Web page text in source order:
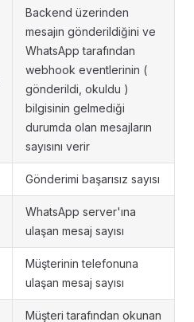
Backend üzerinden
mesajın gönderildiğini ve
WhatsApp tarafından
webhook eventlerinin (
gönderildi, okuldu )
bilgisinin gelmediği
durumda olan mesajların
sayısını verir
Gönderimi başarısız sayısı
WhatsApp server'ına
ulaşan mesaj sayısı
Müşterinin telefonuna
ulaşan mesaj sayısı
Müşteri tarafından okunan